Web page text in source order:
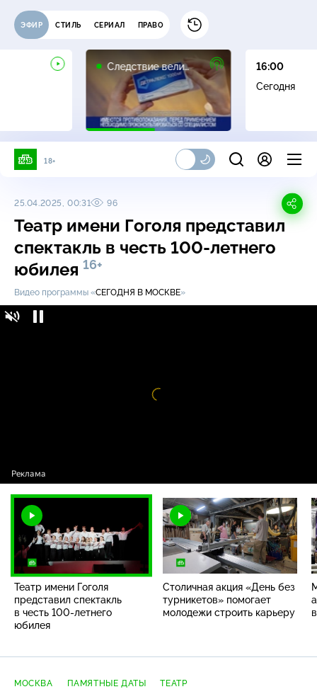
ЭФИР СТИЛЬ СЕРИАЛ ПРАВО
Следствие вели…
16:00
Сегодня
18+
25.04.2025, 00:31 96
Театр имени Гоголя представил
спектакль в честь 100-летнего
юбилея 16+
Видео программы «СЕГОДНЯ В МОСКВЕ»
Театр имени Гоголя
представил спектакль
в честь 100-летнего
юбилея
Столичная акция «День без
турникетов» помогает
молодежи строить карьеру
МОСКВА ПАМЯТНЫЕ ДАТЫ ТЕАТР